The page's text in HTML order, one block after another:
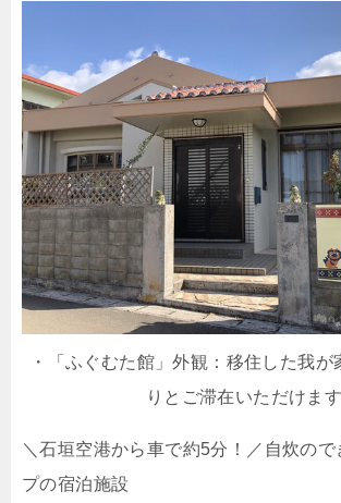
・「ふぐむた館」外観：移住した我が
りとご滞在いただけます
＼石垣空港から車で約5分！／自炊ので
プの宿泊施設